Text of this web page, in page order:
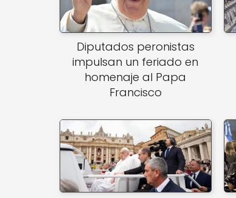
Diputados peronistas
impulsan un feriado en
homenaje al Papa
Francisco